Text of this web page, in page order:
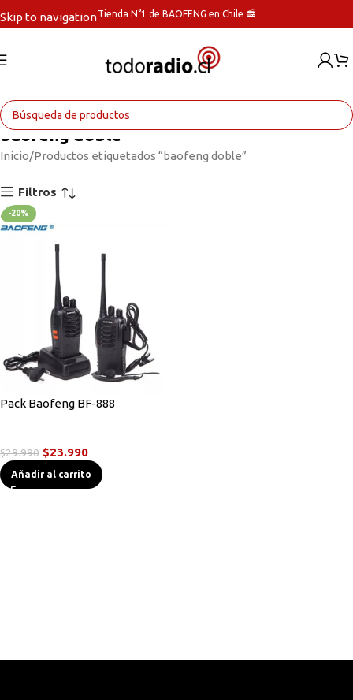
Skip to navigationTienda N°1 de BAOFENG en Chile 📻
baofeng doble
Inicio Productos etiquetados “baofeng doble”
Filtros
-20%
Pack Baofeng BF-888
$29.990 $23.990
Añadir al carrito